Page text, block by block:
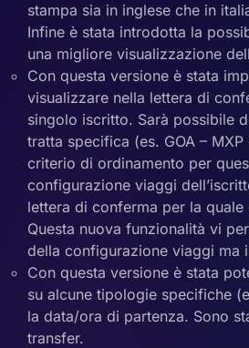
stampa sia in inglese che in
Infine è stata introdotta la
una migliore visualizzazione
Con questa versione è stata
visualizzare nella lettera di
singolo iscritto. Sarà possibile
tratta specifica (es. GOA –
criterio di ordinamento per
configurazione viaggi
lettera di conferma per la
Questa nuova funzionalità vi
della configurazione viaggi ma
Con questa versione è stata
su alcune tipologie specifiche
la data/ora di partenza. Sono
transfer.